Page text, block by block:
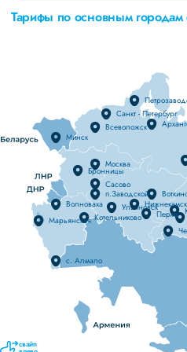
Тарифы по основным городам
Санкт - Петербург
Москва
Котельниково
Волноваха
Всеволожск
п.Заводской
Сасово
Марьянская
Бронницы
Ульяновск
с. Алмало
Нижнекамск
Пермь
Минск
свайп